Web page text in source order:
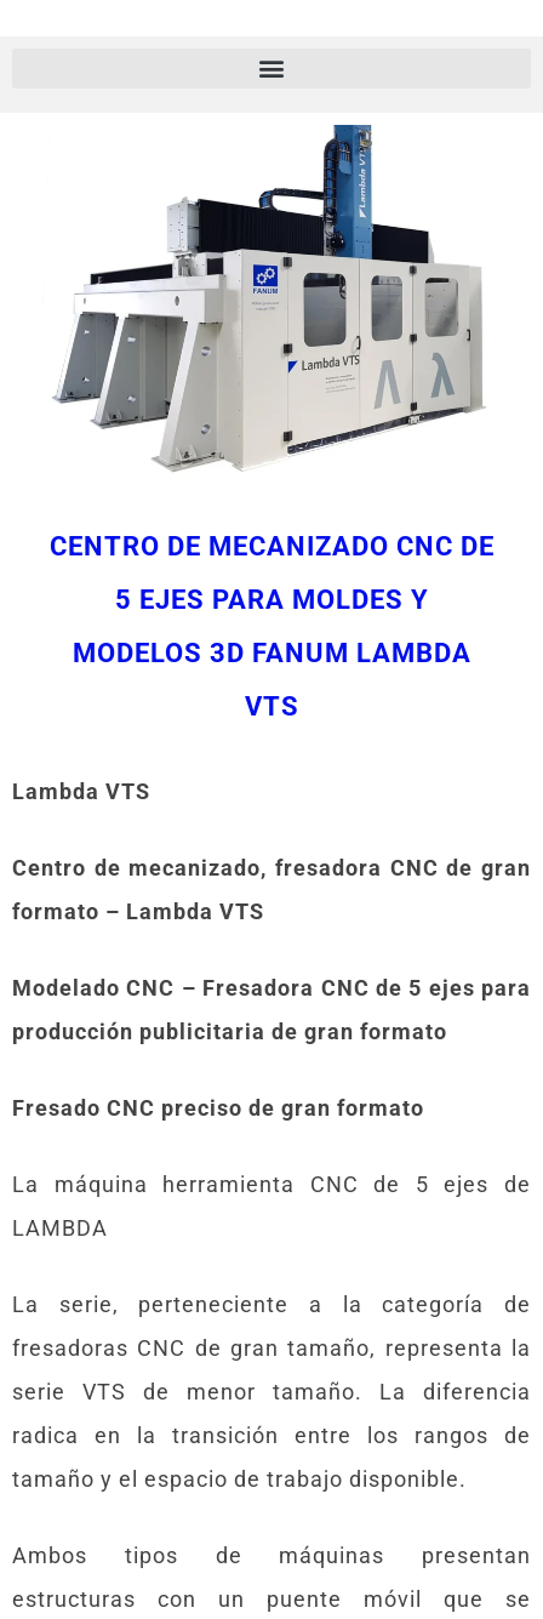
CENTRO DE MECANIZADO CNC DE
5 EJES PARA MOLDES Y
MODELOS 3D FANUM LAMBDA
VTS
Lambda VTS
Centro de mecanizado, fresadora CNC de gran
formato – Lambda VTS
Modelado CNC – Fresadora CNC de 5 ejes para
producción publicitaria de gran formato
Fresado CNC preciso de gran formato
La máquina herramienta CNC de 5 ejes de
LAMBDA
La serie, perteneciente a la categoría de
fresadoras CNC de gran tamaño, representa la
serie VTS de menor tamaño. La diferencia
radica en la transición entre los rangos de
tamaño y el espacio de trabajo disponible.
Ambos tipos de máquinas presentan
estructuras con un puente móvil que se